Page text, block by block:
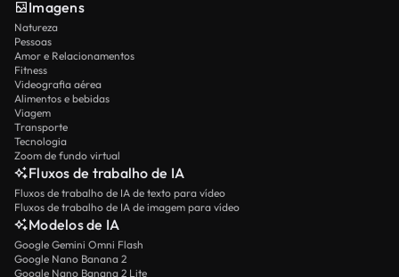
Imagens
Natureza
Pessoas
Amor e Relacionamentos
Fitness
Videografia aérea
Alimentos e bebidas
Viagem
Transporte
Tecnologia
Zoom de fundo virtual
Fluxos de trabalho de IA
Fluxos de trabalho de IA de texto para vídeo
Fluxos de trabalho de IA de imagem para vídeo
Modelos de IA
Google Gemini Omni Flash
Google Nano Banana 2
Google Nano Banana 2 Lite